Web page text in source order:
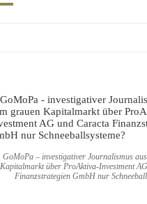
GoMoPa – investigativer Journalismus
Kapitalmarkt über ProAktiva-Investment
Finanzstrategien GmbH nur